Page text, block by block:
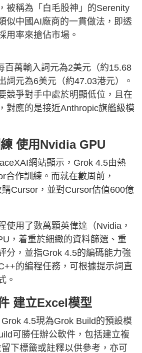
被稱為「白毛股神」的Serenity
似中國AI廠商的一貫做法，即透
用率來搶佔市場。
百萬輸入詞元為2美元（約15.68
詞元為6美元（約47.03港元）。
競爭對手中處於明顯低位，且在
對應的是接近Anthropic旗艦級模
使用Nvidia GPU
網站顯示，Grok 4.5由熱
合作訓練。而就在數周前，
Cursor，並對Cursor估值600億
使用了數萬顆英偉達（Nvidia，
，着重於細緻的資料篩選、重
分，並指Grok 4.5的編碼能力強
的編程任務，可根據提示詞直
。
建立Excel模型
4.5現為Grok Build的預設模
可勝任辦公軟件，包括建立複
下標籤或註釋以供參考，亦可